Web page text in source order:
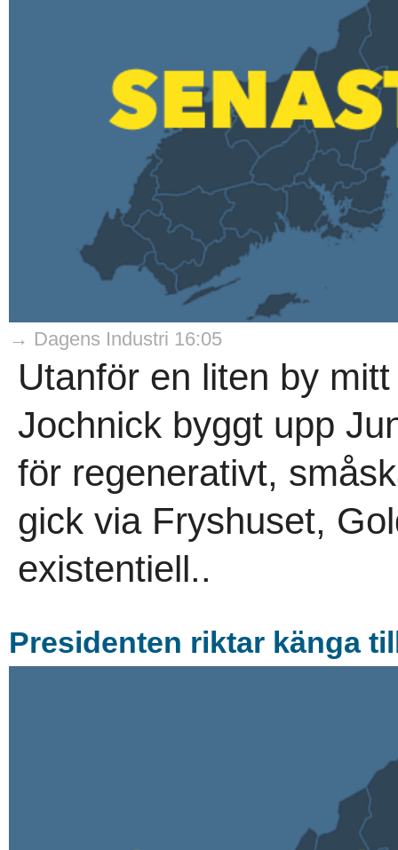
→ Dagens Industri 16:05
Utanför en liten by
Jochnick byggt upp
för regenerativt,
gick via Fryshuset,
existentiell..
Presidenten riktar känga